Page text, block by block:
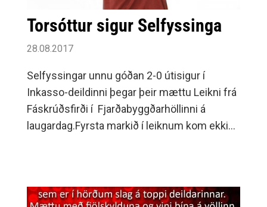
Torsóttur sigur Selfyssinga
28.08.2017
Selfyssingar unnu góðan 2-0 útisigur í
Inkasso-deildinni þegar þeir mættu Leikni frá
Fáskrúðsfirði í Fjarðabyggðarhöllinni á
laugardag.Fyrsta markið í leiknum kom ekki